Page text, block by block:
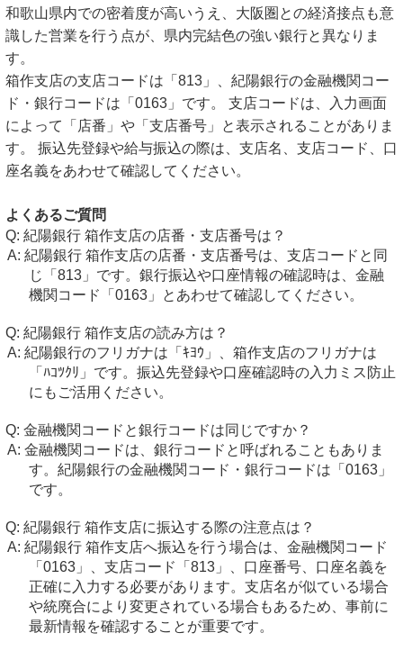
和歌山県内での密着度が高いうえ、大阪圏との経済接点も意
識した営業を行う点が、県内完結色の強い銀行と異なりま
す。
箱作支店の支店コードは「813」、紀陽銀行の金融機関コー
ド・銀行コードは「0163」です。 支店コードは、入力画面
によって「店番」や「支店番号」と表示されることがありま
す。 振込先登録や給与振込の際は、支店名、支店コード、口
座名義をあわせて確認してください。
よくあるご質問
紀陽銀行 箱作支店の店番・支店番号は？
紀陽銀行 箱作支店の店番・支店番号は、支店コードと同
じ「813」です。銀行振込や口座情報の確認時は、金融
機関コード「0163」とあわせて確認してください。
紀陽銀行 箱作支店の読み方は？
紀陽銀行のフリガナは「ｷﾖｳ」、箱作支店のフリガナは
「ﾊｺﾂｸﾘ」です。振込先登録や口座確認時の入力ミス防止
にもご活用ください。
金融機関コードと銀行コードは同じですか？
金融機関コードは、銀行コードと呼ばれることもありま
す。紀陽銀行の金融機関コード・銀行コードは「0163」
です。
紀陽銀行 箱作支店に振込する際の注意点は？
紀陽銀行 箱作支店へ振込を行う場合は、金融機関コード
「0163」、支店コード「813」、口座番号、口座名義を
正確に入力する必要があります。支店名が似ている場合
や統廃合により変更されている場合もあるため、事前に
最新情報を確認することが重要です。